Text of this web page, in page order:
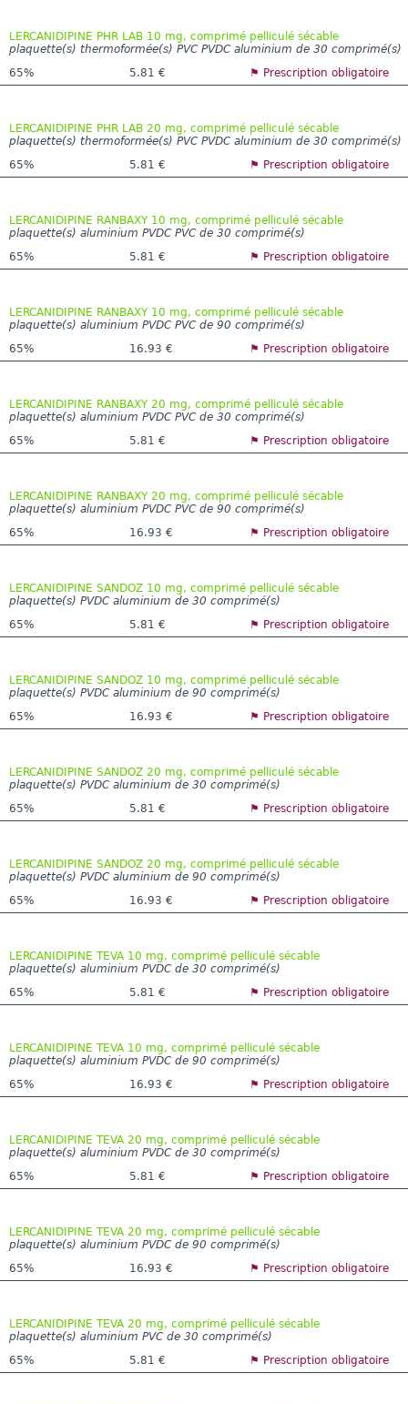
LERCANIDIPINE PHR LAB 10 mg, comprimé pelliculé sécable
plaquette(s) thermoformée(s) PVC PVDC aluminium de 30 comprimé(s)
65%
5.81 € ⚑ Prescription obligatoire
LERCANIDIPINE PHR LAB 20 mg, comprimé pelliculé sécable
plaquette(s) thermoformée(s) PVC PVDC aluminium de 30 comprimé(s)
65%
5.81 € ⚑ Prescription obligatoire
LERCANIDIPINE RANBAXY 10 mg, comprimé pelliculé sécable
plaquette(s) aluminium PVDC PVC de 30 comprimé(s)
65%
5.81 € ⚑ Prescription obligatoire
LERCANIDIPINE RANBAXY 10 mg, comprimé pelliculé sécable
plaquette(s) aluminium PVDC PVC de 90 comprimé(s)
65%
16.93 € ⚑ Prescription obligatoire
LERCANIDIPINE RANBAXY 20 mg, comprimé pelliculé sécable
plaquette(s) aluminium PVDC PVC de 30 comprimé(s)
65%
5.81 € ⚑ Prescription obligatoire
LERCANIDIPINE RANBAXY 20 mg, comprimé pelliculé sécable
plaquette(s) aluminium PVDC PVC de 90 comprimé(s)
65%
16.93 € ⚑ Prescription obligatoire
LERCANIDIPINE SANDOZ 10 mg, comprimé pelliculé sécable
plaquette(s) PVDC aluminium de 30 comprimé(s)
65%
5.81 € ⚑ Prescription obligatoire
LERCANIDIPINE SANDOZ 10 mg, comprimé pelliculé sécable
plaquette(s) PVDC aluminium de 90 comprimé(s)
65%
16.93 € ⚑ Prescription obligatoire
LERCANIDIPINE SANDOZ 20 mg, comprimé pelliculé sécable
plaquette(s) PVDC aluminium de 30 comprimé(s)
65%
5.81 € ⚑ Prescription obligatoire
LERCANIDIPINE SANDOZ 20 mg, comprimé pelliculé sécable
plaquette(s) PVDC aluminium de 90 comprimé(s)
65%
16.93 € ⚑ Prescription obligatoire
LERCANIDIPINE TEVA 10 mg, comprimé pelliculé sécable
plaquette(s) aluminium PVDC de 30 comprimé(s)
65%
5.81 € ⚑ Prescription obligatoire
LERCANIDIPINE TEVA 10 mg, comprimé pelliculé sécable
plaquette(s) aluminium PVDC de 90 comprimé(s)
65%
16.93 € ⚑ Prescription obligatoire
LERCANIDIPINE TEVA 20 mg, comprimé pelliculé sécable
plaquette(s) aluminium PVDC de 30 comprimé(s)
65%
5.81 € ⚑ Prescription obligatoire
LERCANIDIPINE TEVA 20 mg, comprimé pelliculé sécable
plaquette(s) aluminium PVDC de 90 comprimé(s)
65%
16.93 € ⚑ Prescription obligatoire
LERCANIDIPINE TEVA 20 mg, comprimé pelliculé sécable
plaquette(s) aluminium PVC de 30 comprimé(s)
65%
5.81 € ⚑ Prescription obligatoire